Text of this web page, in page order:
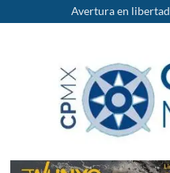
Avertura en libertad